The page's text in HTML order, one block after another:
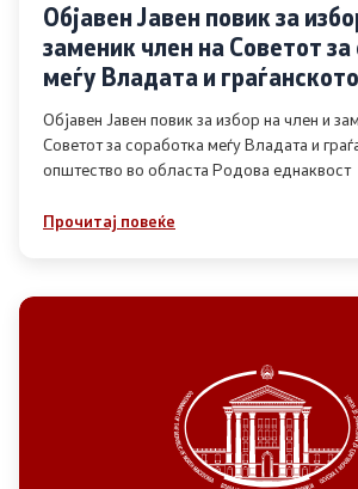
Отворени денови за иницијативи на
организации
Финансиска поддршка
Објавен Јавен повик за
заменик член на Советот
меѓу Владата и
во областа Родова
Објавен Јавен повик за избор на член и
Советот за соработка меѓу Владата и
општество во областа Родова еднаквост
Прочитај повеќе